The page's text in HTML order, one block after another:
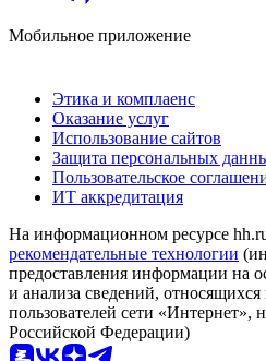
Мобильное приложение
Этика и комплаенс
Оказание услуг
Использование сайтов
Защита персональных
Пользовательское
ИТ аккредитация
На информационном ресурсе
рекомендательные технологии
предоставления информации на
и анализа сведений,
пользователей сети «Интернет»,
Российской Федерации)